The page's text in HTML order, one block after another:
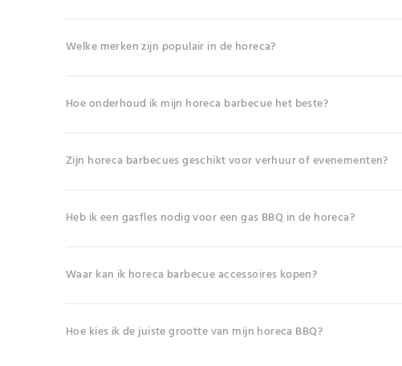
Welke merken zijn populair in de horeca?
Hoe onderhoud ik mijn horeca barbecue het beste?
Zijn horeca barbecues geschikt voor verhuur of evenementen?
Heb ik een gasfles nodig voor een gas BBQ in de horeca?
Waar kan ik horeca barbecue accessoires kopen?
Hoe kies ik de juiste grootte van mijn horeca BBQ?